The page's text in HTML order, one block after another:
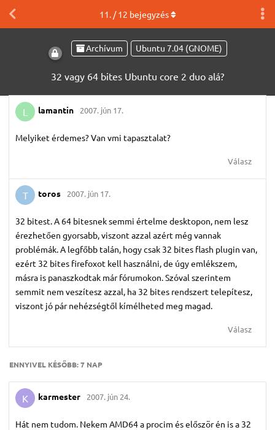
Archívum Ubuntu 7.04 (GNOME)
32 vagy 64 bites Ubuntu core 2 duo alá?
11. /12 bejegyzés
L lamantin 2007. jún 17.
Melyiket érdemes? Van vmi tapasztalat?
Válasz
T toros 2007. jún 17.
32 bitest. A 64 bitesnek semmi értelme desktopon, nem lesz
érezhetően gyorsabb, viszont azzal azért még vannak
problémák. A legfőbb talán, hogy csak 32 bites flash plugin van,
ezért 32 bites firefoxot kell használni, de úgy emlékszem,
másra is panaszkodtak már fórumokon. Szóval szerintem
semmit nem veszítesz azzal, ha 32 bites rendszert telepítesz,
viszont jó pár nehézségtől kímélheted meg magad.
Válasz
ENNYIVEL KÉSŐBB:7 NAP
K karmester 2007. jún 24.
Hát nem tudom. Nekem AMD64 a procim és először én is a 32